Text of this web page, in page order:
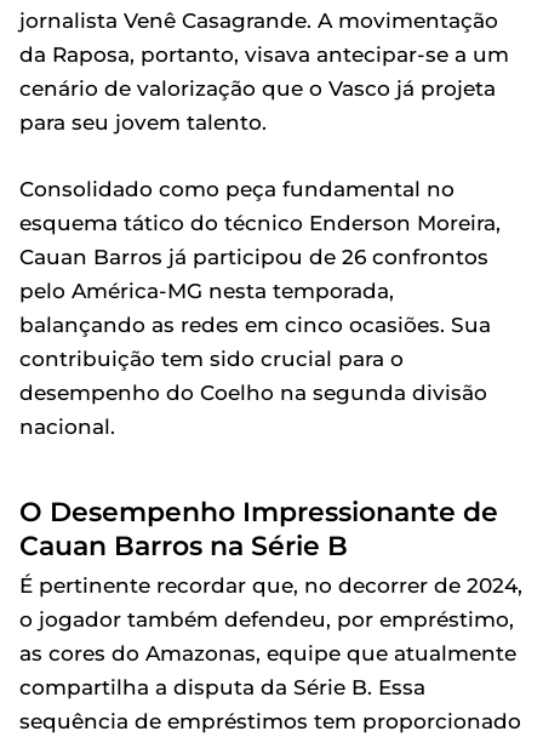
jornalista Venê Casagrande. A movimentação
da Raposa, portanto, visava antecipar-se a um
cenário de valorização que o Vasco já projeta
para seu jovem talento.
Consolidado como peça fundamental no
esquema tático do técnico Enderson Moreira,
Cauan Barros já participou de 26 confrontos
pelo América-MG nesta temporada,
balançando as redes em cinco ocasiões. Sua
contribuição tem sido crucial para o
desempenho do Coelho na segunda divisão
nacional.
O Desempenho Impressionante de
Cauan Barros na Série B
É pertinente recordar que, no decorrer de 2024,
o jogador também defendeu, por empréstimo,
as cores do Amazonas, equipe que atualmente
compartilha a disputa da Série B. Essa
sequência de empréstimos tem proporcionado